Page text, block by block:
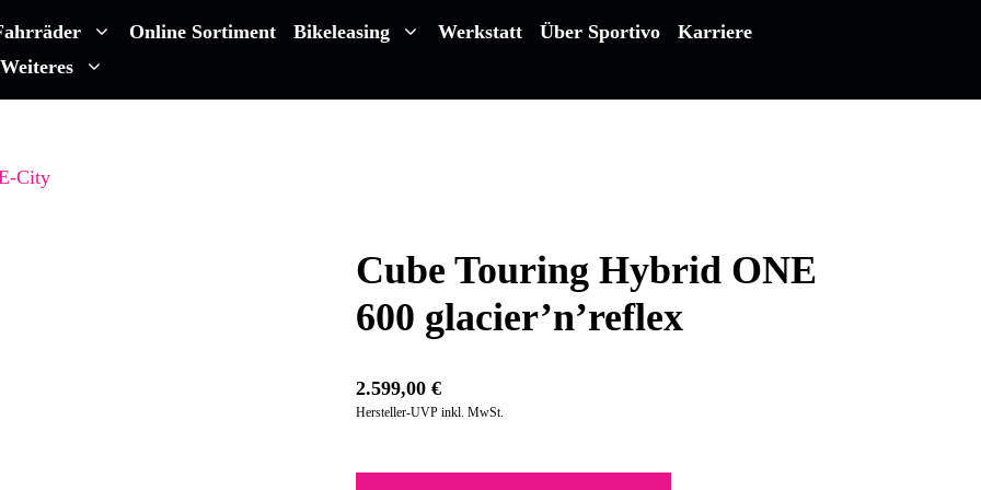
Online Sortiment Bikeleasing Werkstatt Über Sportivo
Karriere
Weiteres
City
Cube Touring Hybrid ONE
600 glacier’n’reflex
2.599,00 €
Hersteller-UVP inkl. MwSt.